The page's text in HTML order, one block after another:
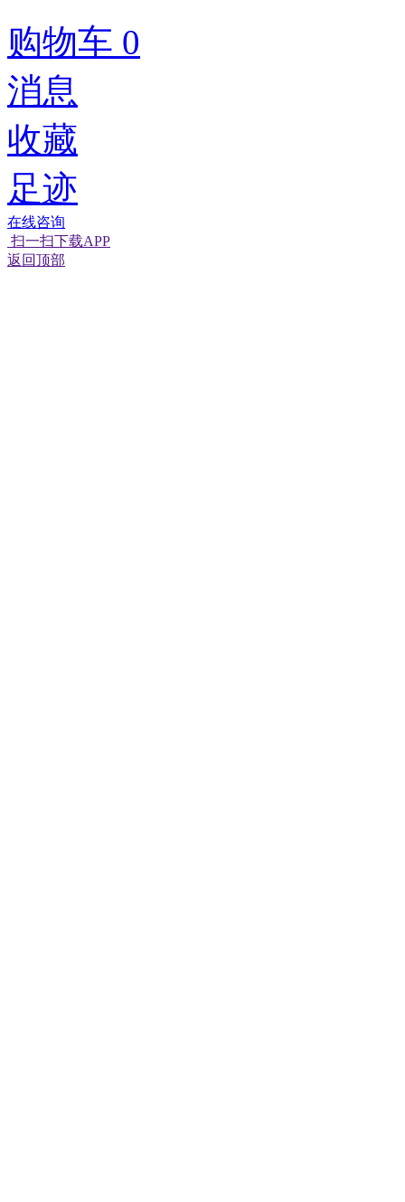
购物车 0
消息
收藏
足迹
在线咨询
扫一扫下载APP
返回顶部